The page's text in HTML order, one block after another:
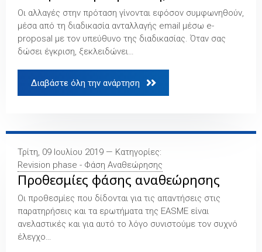
Οι αλλαγές στην πρόταση γίνονται εφόσον συμφωνηθούν,
μέσα από τη διαδικασία ανταλλαγής email μέσω e-
proposal με τον υπεύθυνο της διαδικασίας. Όταν σας
δώσει έγκριση, ξεκλειδώνει…
Διαβάστε όλη την ανάρτηση 
Τρίτη, 09 Ιουλίου 2019 — Κατηγορίες:
Revision phase - Φάση Αναθεώρησης
Προθεσμίες φάσης αναθεώρησης
Οι προθεσμίες που δίδονται για τις απαντήσεις στις
παρατηρήσεις και τα ερωτήματα της EASME είναι
ανελαστικές και για αυτό το λόγο συνιστούμε τον συχνό
έλεγχο…